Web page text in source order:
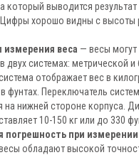
который выводится результат
хорошо видны с высоты
веса — весы могут
двух системах: метрической и
отображает вес в
фунтах. Переключатель
на нижней стороне корпуса.
10-150 кг или до 330
погрешность при измерении
обладают высокой